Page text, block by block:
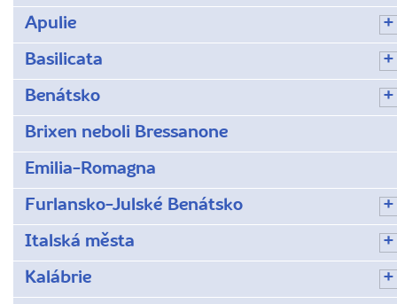
Apulie
Basilicata
Benátsko
Brixen neboli Bressanone
Emilia-Romagna
Furlansko-Julské Benátsko
Italská města
Kalábrie